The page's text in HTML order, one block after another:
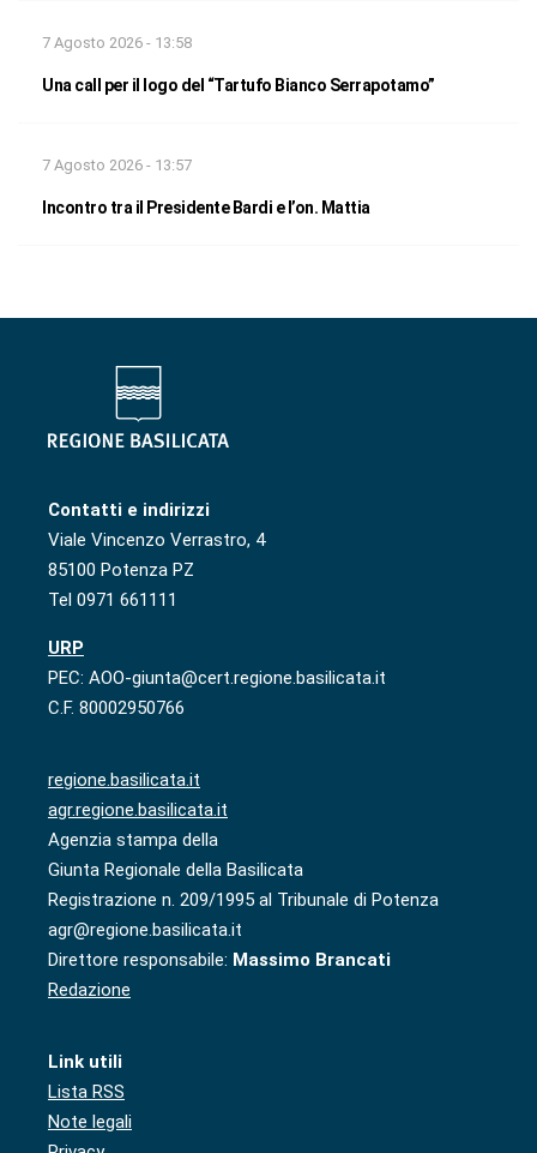
7 Agosto 2026 - 13:58
Una call per il logo del “Tartufo Bianco Serrapotamo”
7 Agosto 2026 - 13:57
Incontro tra il Presidente Bardi e l’on. Mattia
Contatti e indirizzi
Viale Vincenzo Verrastro, 4
85100 Potenza PZ
Tel 0971 661111
URP
PEC: AOO-giunta@cert.regione.basilicata.it
C.F. 80002950766
regione.basilicata.it
agr.regione.basilicata.it
Agenzia stampa della
Giunta Regionale della Basilicata
Registrazione n. 209/1995 al Tribunale di Potenza
agr@regione.basilicata.it
Direttore responsabile: Massimo Brancati
Redazione
Link utili
Lista RSS
Note legali